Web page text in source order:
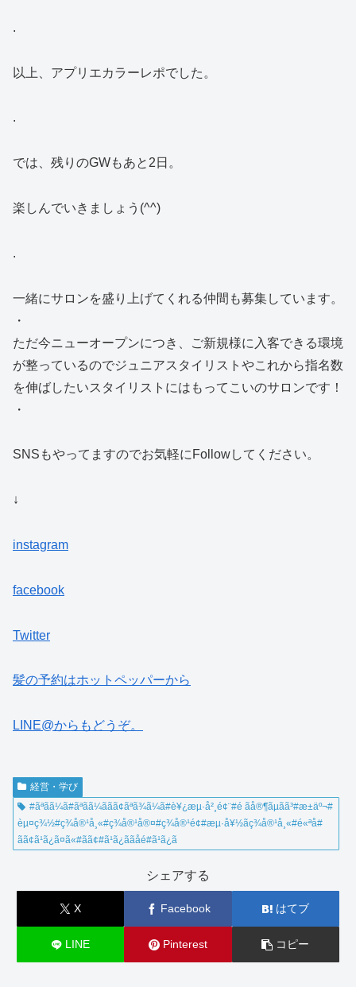
.
以上、アプリエカラーレポでした。
.
では、残りのGWもあと2日。
楽しんでいきましょう(^^)
.
一緒にサロンを盛り上げてくれる仲間も募集しています。
・
ただ今ニューオープンにつき、ご新規様に入客できる環境
が整っているのでジュニアスタイリストやこれから指名数
を伸ばしたいスタイリストにはもってこいのサロンです！
・
SNSもやってますのでお気軽にFollowしてください。
↓
instagram
facebook
Twitter
髪の予約はホットペッパーから
LINE@からもどうぞ。
経営・学び
#ãªãã¼ã#ãªãã¼ããã¢ãªã¾ã¼ã#è¥¿æµ·å²¸é¢¨#é ãå®¶ãµã­ã³#æ±äº¬#
èµ¤ç¾½#ç¾å®¹å¸«#ç¾å®¹å®¤#ç¾å®¹é¢#æµ·å¥½ãç¾å®¹å¸«#é«ªå#
ãã¢ã¹ã¿ã¤ã«#ãã¢#ã¹ã¿ããåé#ã¹ã¿ã
シェアする
X Facebook はてブ
LINE Pinterest コピー